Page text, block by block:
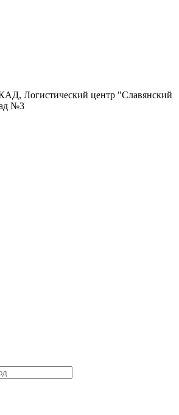
Логистический центр "Славянский
№3